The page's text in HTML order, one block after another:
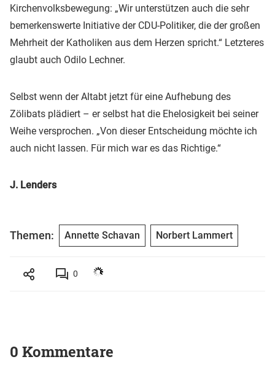
Kirchenvolksbewegung: „Wir unterstützen auch die sehr
bemerkenswerte Initiative der CDU-Politiker, die der großen
Mehrheit der Katholiken aus dem Herzen spricht.“ Letzteres
glaubt auch Odilo Lechner.
Selbst wenn der Altabt jetzt für eine Aufhebung des
Zölibats plädiert – er selbst hat die Ehelosigkeit bei seiner
Weihe versprochen. „Von dieser Entscheidung möchte ich
auch nicht lassen. Für mich war es das Richtige.“
J. Lenders
Themen: Annette Schavan Norbert Lammert
0
0 Kommentare